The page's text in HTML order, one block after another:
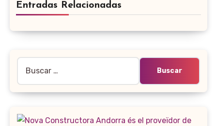
Entradas Relacionadas